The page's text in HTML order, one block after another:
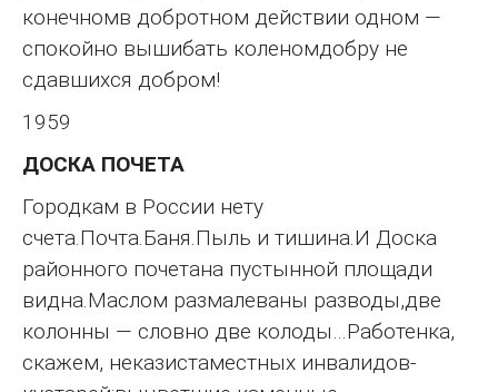
конечномв добротном действии одном —
спокойно вышибать коленомдобру не
сдавшихся добром!
1959
ДОСКА ПОЧЕТА
Городкам в России нету
счета.Почта.Баня.Пыль и тишина.И Доска
районного почетана пустынной площади
видна.Маслом размалеваны разводы,две
колонны — словно две колоды…Работенка,
скажем, неказистаместных инвалидов-